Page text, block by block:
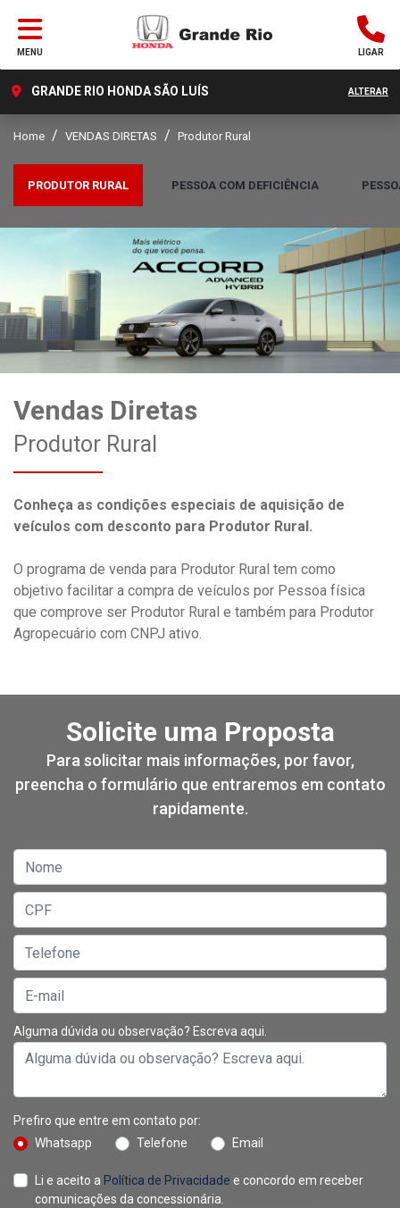
MENU LIGAR
GRANDE RIO HONDA SÃO LUÍS ALTERAR
Home VENDAS DIRETAS Produtor Rural
PESSOA COM DEFICIÊNCIA
PRODUTOR RURAL
Vendas Diretas
Produtor Rural
Conheça as condições especiais de aquisição de
veículos com desconto para Produtor Rural.
O programa de venda para Produtor Rural tem como
objetivo facilitar a compra de veículos por Pessoa física
que comprove ser Produtor Rural e também para Produtor
Agropecuário com CNPJ ativo.
Solicite uma Proposta
Para solicitar mais informações, por favor,
preencha o formulário que entraremos em contato
rapidamente.
Alguma dúvida ou observação? Escreva aqui.
Prefiro que entre em contato por:
Whatsapp
Telefone Email
Li e aceito a Política de Privacidade e concordo em receber
comunicações da concessionária.